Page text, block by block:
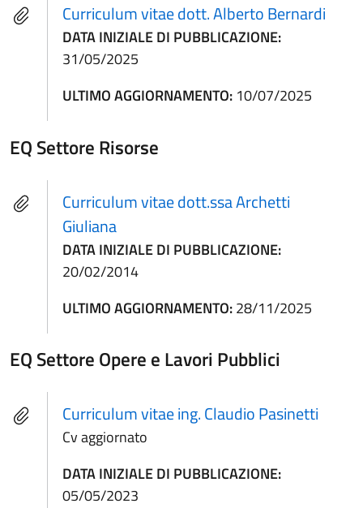
Curriculum vitae dott. Alberto Bernardi
DATA INIZIALE DI PUBBLICAZIONE:
31/05/2025
ULTIMO AGGIORNAMENTO: 10/07/2025
EQ Settore Risorse
Curriculum vitae dott.ssa Archetti
Giuliana
DATA INIZIALE DI PUBBLICAZIONE:
20/02/2014
ULTIMO AGGIORNAMENTO:28/11/2025
EQ Settore Opere e Lavori Pubblici
Curriculum vitae ing. Claudio Pasinetti
Cv aggiornato
DATA INIZIALE DI PUBBLICAZIONE:
05/05/2023